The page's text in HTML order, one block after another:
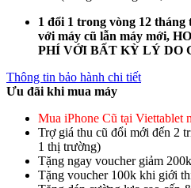
1 đổi 1 trong vòng 12
với máy cũ lẫn máy mới,
PHÍ VỚI BẤT KỲ LÝ DO
Thông tin bảo hành chi tiết
Ưu đãi khi mua máy
Mua iPhone Cũ tại Viettablet
Trợ giá thu cũ đổi mới đến 2
1 thị trường)
Tặng ngay voucher giảm
Tặng voucher 100k khi giới